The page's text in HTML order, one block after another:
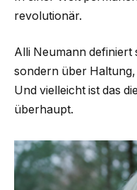
revolutionär.
Alli Neumann definiert
sondern über
Und vielleicht ist das
überhaupt.